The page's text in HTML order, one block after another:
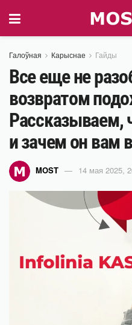
Галоўная Карыснае Гайды
Все еще не
возвратом
Рассказываем,
и зачем он вам
MOST 14 мая 2025,